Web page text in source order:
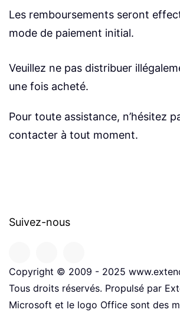
Les remboursements seront
mode de paiement initial.
Veuillez ne pas distribuer
une fois acheté.
Pour toute assistance, n’hésitez
contacter à tout moment.
Suivez-nous
Copyright © 2009 - 2025
Tous droits réservés. Propulsé par
Microsoft et le logo Office sont des